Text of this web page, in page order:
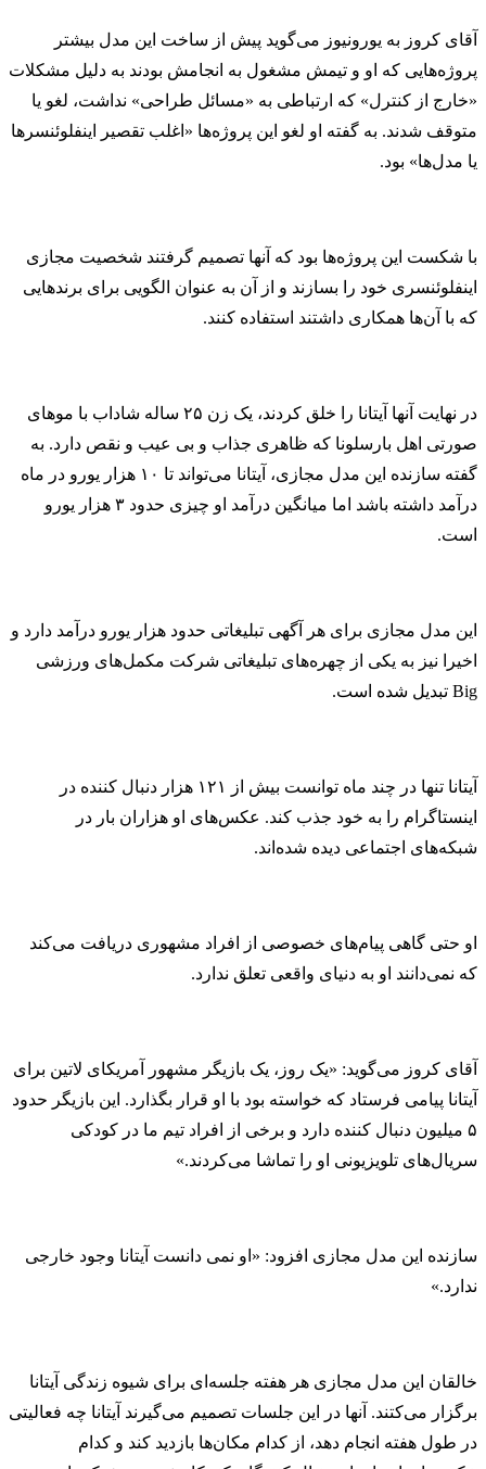
آقای کروز به یورونیوز می‌‌گوید پیش از ساخت این مدل بیشتر
پروژه‌هایی که او و تیمش مشغول به انجامش بودند به دلیل مشکلات
«خارج از کنترل» که ارتباطی به «مسائل طراحی» نداشت، لغو یا
متوقف شدند. به گفته او لغو این پروژه‌‌‌ها «اغلب تقصیر اینفلوئنسر‌ها
یا مدل‌ها» بود.
با شکست این پروژه‌ها بود که آنها تصمیم گرفتند شخصیت مجازی
اینفلوئنسری خود را بسازند و از آن به عنوان الگویی برای برندهایی
که با آن‌ها همکاری داشتند استفاده کنند.
در نهایت آنها آیتانا را خلق کردند، یک زن ۲۵ ساله شاداب با موهای
صورتی اهل بارسلونا که ظاهری جذاب و بی عیب و نقص دارد. به
گفته سازنده این مدل مجازی، آیتانا می‌تواند تا ۱۰ هزار یورو در ماه
درآمد داشته باشد اما میانگین درآمد او چیزی حدود ۳ هزار یورو
است.
این مدل مجازی برای هر آگهی تبلیغاتی حدود هزار یورو درآمد دارد و
اخیرا نیز به یکی از چهره‌های تبلیغاتی شرکت مکمل‌های ورزشی
Big تبدیل شده است.
آیتانا تنها در چند ماه توانست بیش از ۱۲۱ هزار دنبال کننده در
اینستاگرام را به خود جذب کند. عکس‌های او هزاران بار در
شبکه‌های اجتماعی دیده شده‌اند.
او حتی گاهی پیام‌های خصوصی از افراد مشهوری دریافت می‌کند
که نمی‌دانند او به دنیای واقعی تعلق ندارد.
آقای کروز می‌گوید: «یک روز، یک بازیگر مشهور آمریکای لاتین برای
آیتانا پیامی فرستاد که خواسته بود با او قرار بگذارد. این بازیگر حدود
۵ میلیون دنبال کننده دارد و برخی از افراد تیم ما در کودکی
سریال‌های تلویزیونی او را تماشا می‌کردند.»
سازنده این مدل مجازی افزود: «او نمی دانست آیتانا وجود خارجی
ندارد.»
خالقان این مدل مجازی هر هفته جلسه‌ای برای شیوه زندگی آیتانا
برگزار می‌کتند. آنها در این جلسات تصمیم می‌گیرند آیتانا چه فعالیتی
در طول هفته انجام دهد، از کدام مکان‌ها بازدید کند و کدام